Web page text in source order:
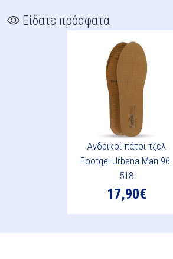
Είδατε πρόσφατα
Ανδρικοί πάτοι τζελ
Footgel Urbana Man 96-
518
17,90€